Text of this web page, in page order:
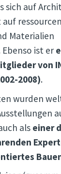
sich auf
Materialien
ist er
von
2008).
wurden
als einer